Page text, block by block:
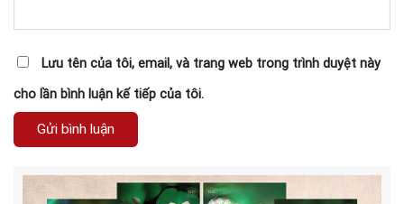
Lưu tên của tôi, email, và trang web trong trình duyệt này
cho lần bình luận kế tiếp của tôi.